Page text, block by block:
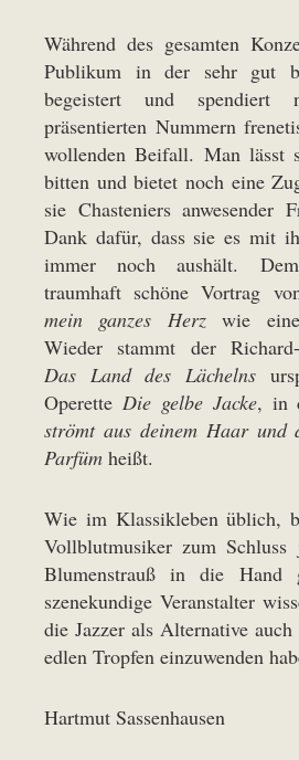
Während des gesamten
Publikum in der sehr gut
begeistert und spendiert
präsentierten Nummern
wollenden Beifall. Man lässt
bitten und bietet noch eine
sie Chasteniers anwesender
Dank dafür, dass sie es mit
immer noch aushält.
traumhaft schöne Vortrag
mein ganzes Herzwie eine
Wieder stammt der
Das Land des Lächelns
Operette Die gelbe Jacke, in
strömt aus deinem Haar und
Parfüm heißt.
Wie im Klassikleben üblich,
Vollblutmusiker zum Schluss
Blumenstrauß in die Hand
szenekundige Veranstalter
die Jazzer als Alternative
edlen Tropfen einzuwenden
Hartmut Sassenhausen